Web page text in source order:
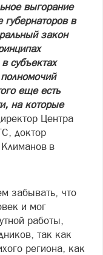
выгорание
в
закон
субъектах
еще есть
на которые
Центра
доктор
в
забывать, что
и мог
работы,
так как
региона, как